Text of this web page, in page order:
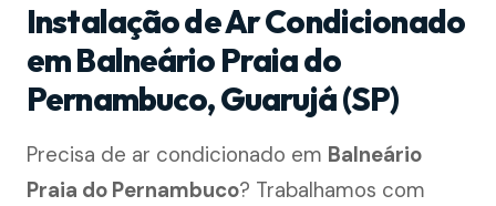
Instalação de Ar Condicionado
em Balneário Praia do
Pernambuco, Guarujá (SP)
Precisa de ar condicionado em Balneário
Praia do Pernambuco? Trabalhamos com